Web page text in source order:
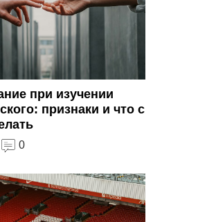
при изучении
признаки и что с
0